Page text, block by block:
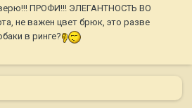
ПРОФИ!!! ЭЛЕГАНТНОСТЬ ВО
не важен цвет брюк, это разве
в ринге?